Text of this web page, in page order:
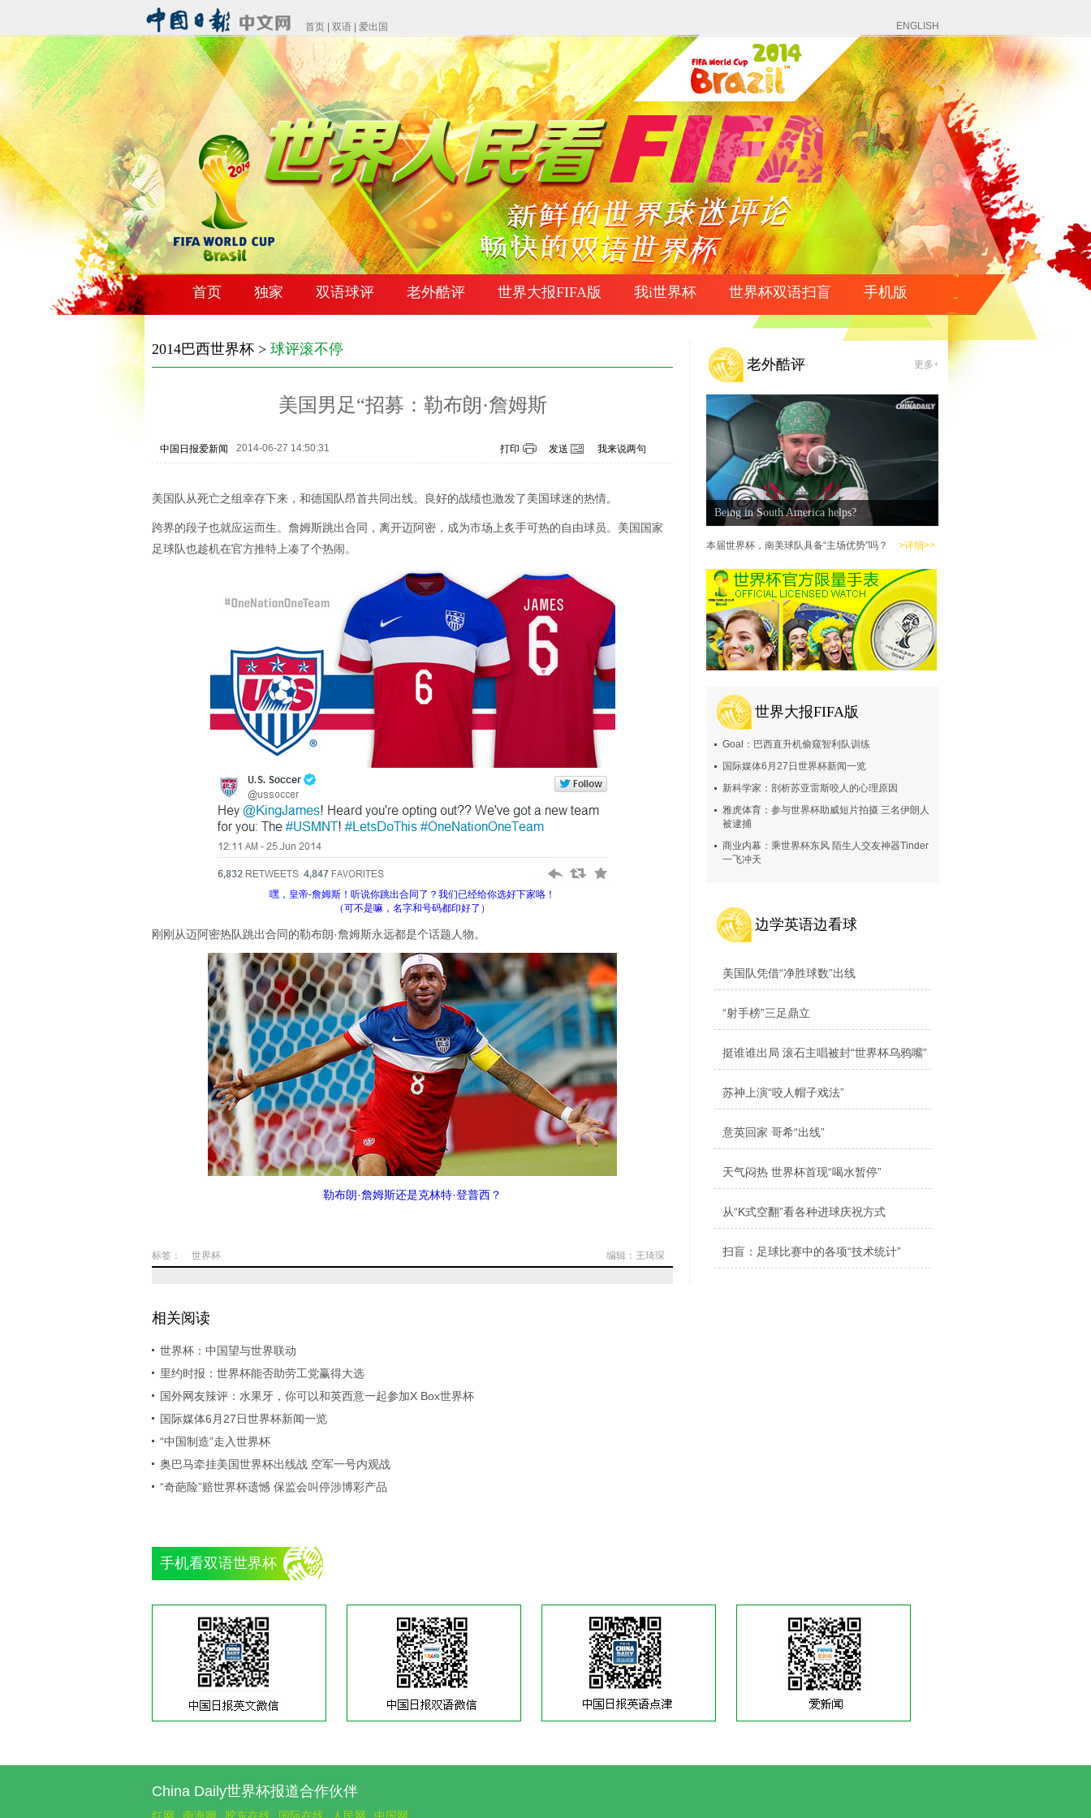
首页 双语 爱出国 ENGLISH
首页 独家 双语球评 老外酷评 世界大报FIFA版 我i世界杯 世界杯双语扫盲 手机版
2014巴西世界杯 > 球评滚不停
美国男足“招募：勒布朗·詹姆斯
中国日报爱新闻 2014-06-27 14:50:31 打印 发送 我来说两句
美国队从死亡之组幸存下来，和德国队昂首共同出线。良好的战绩也激发了美国球迷的热情。
跨界的段子也就应运而生。詹姆斯跳出合同，离开迈阿密，成为市场上炙手可热的自由球员。美国国家
足球队也趁机在官方推特上凑了个热闹。
嘿，皇帝-詹姆斯！听说你跳出合同了？我们已经给你选好下家咯！
（可不是嘛，名字和号码都印好了）
刚刚从迈阿密热队跳出合同的勒布朗·詹姆斯永远都是个话题人物。
勒布朗·詹姆斯还是克林特·登普西？
标签： 世界杯 编辑：王琦琛
相关阅读
世界杯：中国望与世界联动
里约时报：世界杯能否助劳工党赢得大选
国外网友辣评：水果牙，你可以和英西意一起参加X Box世界杯
国际媒体6月27日世界杯新闻一览
“中国制造”走入世界杯
奥巴马牵挂美国世界杯出线战 空军一号内观战
“奇葩险”赔世界杯遗憾 保监会叫停涉博彩产品
老外酷评 更多+
Being in South America helps?
本届世界杯，南美球队具备“主场优势”吗？ >详细>>
世界大报FIFA版
Goal：巴西直升机偷窥智利队训练
国际媒体6月27日世界杯新闻一览
新科学家：剖析苏亚雷斯咬人的心理原因
雅虎体育：参与世界杯助威短片拍摄 三名伊朗人
被逮捕
商业内幕：乘世界杯东风 陌生人交友神器Tinder
一飞冲天
边学英语边看球
美国队凭借“净胜球数”出线
“射手榜”三足鼎立
挺谁谁出局 滚石主唱被封“世界杯乌鸦嘴”
苏神上演“咬人帽子戏法”
意英回家 哥希“出线”
天气闷热 世界杯首现“喝水暂停”
从“K式空翻”看各种进球庆祝方式
扫盲：足球比赛中的各项“技术统计”
手机看双语世界杯
China Daily世界杯报道合作伙伴